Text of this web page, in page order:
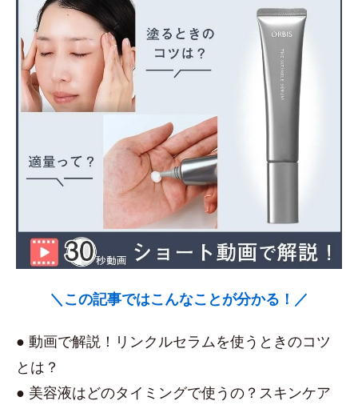
＼この記事ではこんなことが分かる！／
● 動画で解説！リンクルセラムを使うときのコツ
とは？
● 美容液はどのタイミングで使うの？スキンケア